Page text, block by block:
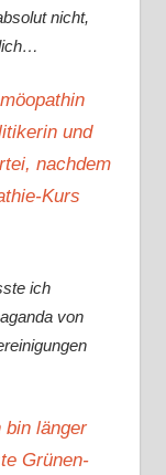
nicht,
und
nachdem
Kurs
ich
von
bin länger
Grünen-